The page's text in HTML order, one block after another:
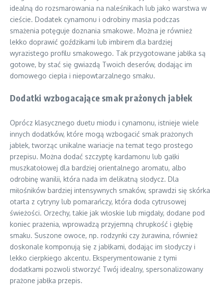
idealną do rozsmarowania na naleśnikach lub jako warstwa w
cieście. Dodatek cynamonu i odrobiny masła podczas
smażenia potęguje doznania smakowe. Można je również
lekko doprawić goździkami lub imbirem dla bardziej
wyrazistego profilu smakowego. Tak przygotowane jabłka są
gotowe, by stać się gwiazdą Twoich deserów, dodając im
domowego ciepła i niepowtarzalnego smaku.
Dodatki wzbogacające smak prażonych jabłek
Oprócz klasycznego duetu miodu i cynamonu, istnieje wiele
innych dodatków, które mogą wzbogacić smak prażonych
jabłek, tworząc unikalne wariacje na temat tego prostego
przepisu. Można dodać szczyptę kardamonu lub gałki
muszkatołowej dla bardziej orientalnego aromatu, albo
odrobinę wanilii, która nada im delikatną słodycz. Dla
miłośników bardziej intensywnych smaków, sprawdzi się skórka
otarta z cytryny lub pomarańczy, która doda cytrusowej
świeżości. Orzechy, takie jak włoskie lub migdały, dodane pod
koniec prażenia, wprowadzą przyjemną chrupkość i głębię
smaku. Suszone owoce, np. rodzynki czy żurawina, również
doskonale komponują się z jabłkami, dodając im słodyczy i
lekko cierpkiego akcentu. Eksperymentowanie z tymi
dodatkami pozwoli stworzyć Twój idealny, spersonalizowany
prażone jabłka przepis.